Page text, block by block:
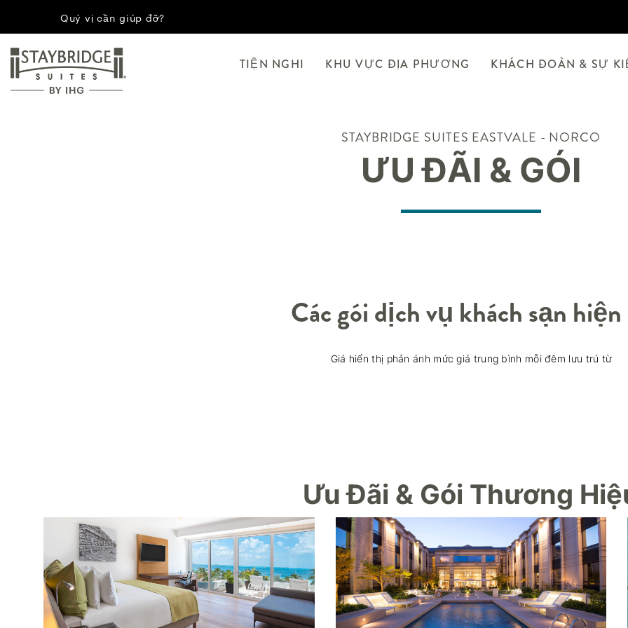
Quý vị cần giúp đỡ?
TIỆN NGHI KHU VỰC ĐỊA PHƯƠNG KHÁCH ĐOÀN & SỰ
STAYBRIDGE SUITES EASTVALE - NORCO
ƯU ĐÃI & GÓI
Các gói dịch vụ khách sạn hiện
Giá hiển thị phản ánh mức giá trung bình mỗi đêm lưu trú từ
Ưu Đãi & Gói Thương